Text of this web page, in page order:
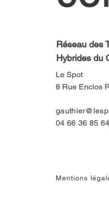
Réseau des
Hybrides du
Le Spot
8 Rue Enclos
04 66 36 85 64
Mentions